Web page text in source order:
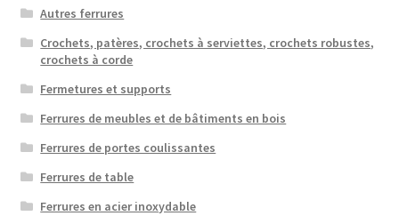
Autres ferrures
Crochets, patères, crochets à serviettes, crochets robustes,
crochets à corde
Fermetures et supports
Ferrures de meubles et de bâtiments en bois
Ferrures de portes coulissantes
Ferrures de table
Ferrures en acier inoxydable